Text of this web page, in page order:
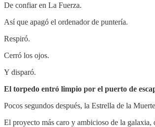
De confiar en La Fuerza.
Así que apagó el ordenador de puntería.
Respiró.
Cerró los ojos.
Y disparó.
El torpedo entró limpio por el puerto de
Pocos segundos después, la Estrella de la
El proyecto más caro y ambicioso de la